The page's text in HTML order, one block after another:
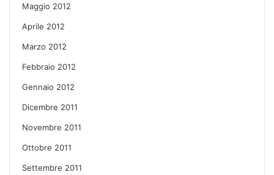
Maggio 2012
Aprile 2012
Marzo 2012
Febbraio 2012
Gennaio 2012
Dicembre 2011
Novembre 2011
Ottobre 2011
Settembre 2011